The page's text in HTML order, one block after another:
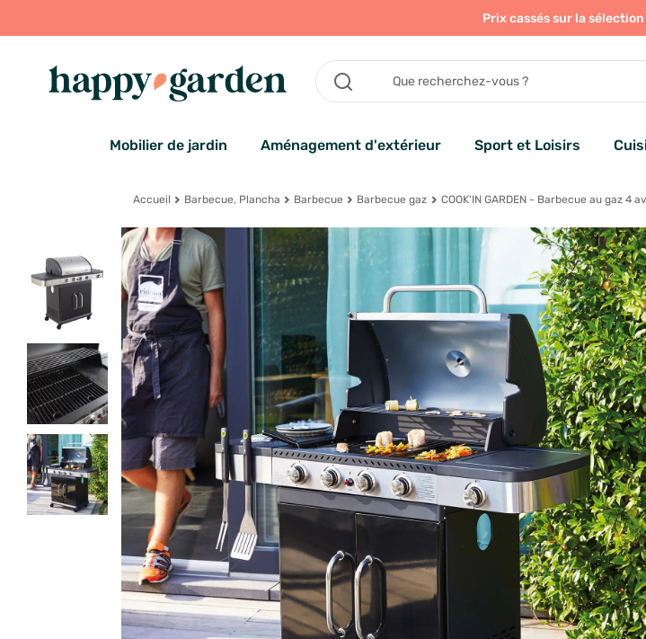
Prix cassés sur la
Mobilier de jardin Aménagement d'extérieur Sport et Loisirs
Accueil Barbecue, Plancha Barbecue Barbecue gaz COOK'IN GARDEN - Barbecue au gaz